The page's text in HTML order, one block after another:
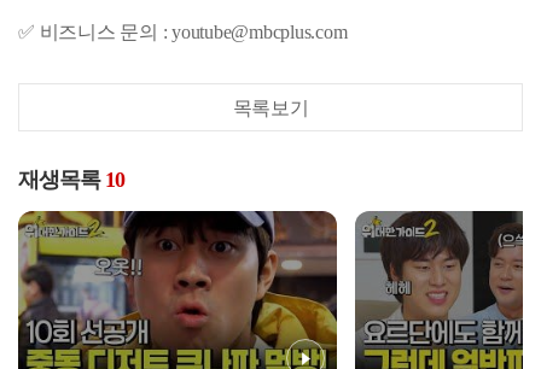
✅ 비즈니스 문의 : youtube@mbcplus.com
목록보기
재생목록 10